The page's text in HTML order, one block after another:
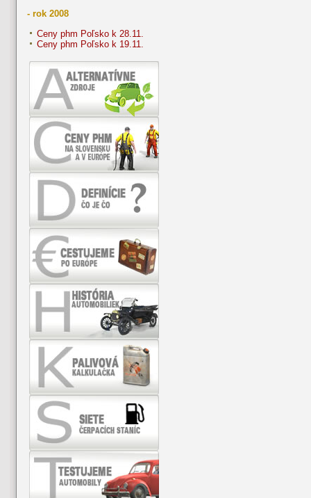
- rok 2008
Ceny phm Poľsko k 28.11.
Ceny phm Poľsko k 19.11.